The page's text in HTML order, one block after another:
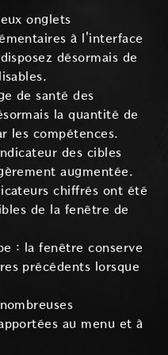
onglets
à l'interface
désormais de
de santé des
la quantité de
les compétences.
des cibles
augmentée.
chiffrés ont été
de la fenêtre de
: la fenêtre conserve
précédents lorsque
au menu et à